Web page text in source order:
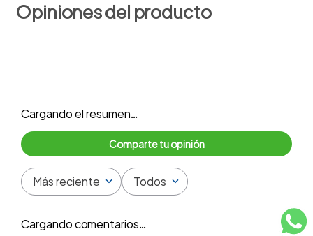
Opiniones del producto
Cargando el resumen…
Más reciente Todos
Cargando comentarios…